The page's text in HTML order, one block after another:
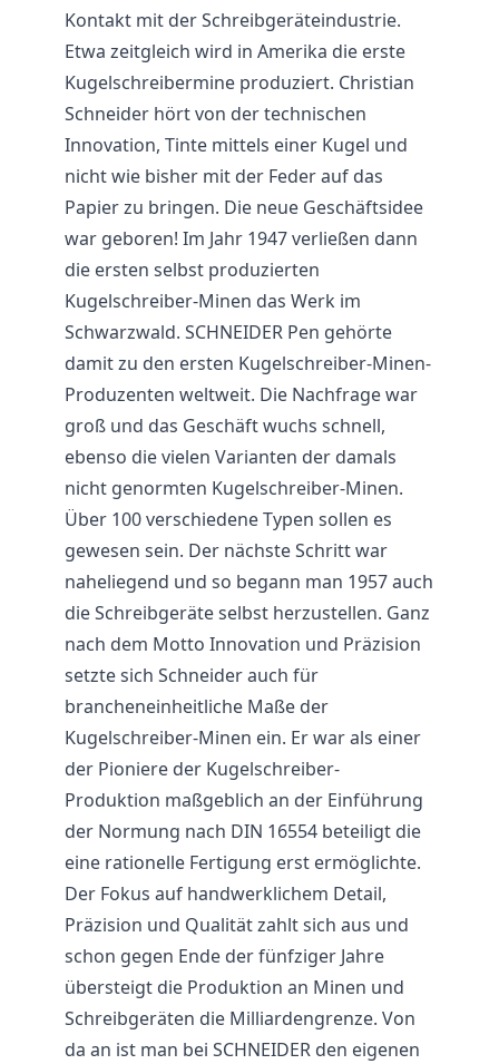
Kontakt mit der Schreibgeräteindustrie.
Etwa zeitgleich wird in Amerika die erste
Kugelschreibermine produziert. Christian
Schneider hört von der technischen
Innovation, Tinte mittels einer Kugel und
nicht wie bisher mit der Feder auf das
Papier zu bringen. Die neue Geschäftsidee
war geboren! Im Jahr 1947 verließen dann
die ersten selbst produzierten
Kugelschreiber-Minen das Werk im
Schwarzwald. SCHNEIDER Pen gehörte
damit zu den ersten Kugelschreiber-Minen-
Produzenten weltweit. Die Nachfrage war
groß und das Geschäft wuchs schnell,
ebenso die vielen Varianten der damals
nicht genormten Kugelschreiber-Minen.
Über 100 verschiedene Typen sollen es
gewesen sein. Der nächste Schritt war
naheliegend und so begann man 1957 auch
die Schreibgeräte selbst herzustellen. Ganz
nach dem Motto Innovation und Präzision
setzte sich Schneider auch für
brancheneinheitliche Maße der
Kugelschreiber-Minen ein. Er war als einer
der Pioniere der Kugelschreiber-
Produktion maßgeblich an der Einführung
der Normung nach DIN 16554 beteiligt die
eine rationelle Fertigung erst ermöglichte.
Der Fokus auf handwerklichem Detail,
Präzision und Qualität zahlt sich aus und
schon gegen Ende der fünfziger Jahre
übersteigt die Produktion an Minen und
Schreibgeräten die Milliardengrenze. Von
da an ist man bei SCHNEIDER den eigenen